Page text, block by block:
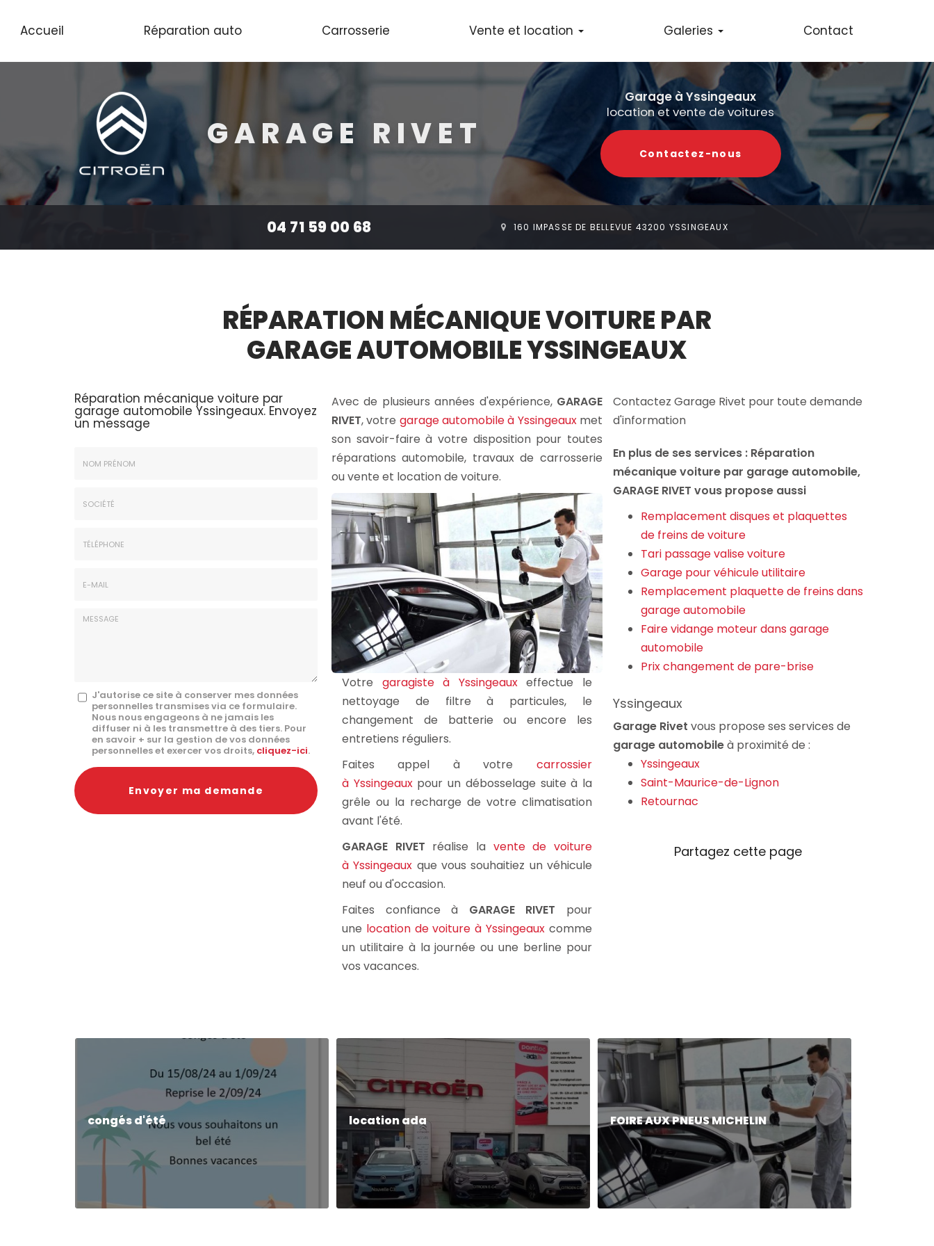
principal
Accueil Réparation auto Carrosserie Vente et location
Vente de voiture
Location de voiture
Galeries
Réparation auto
Carrosserie
Vente et location
Contact
GARAGE RIVET
Garage à Yssingeaux
location et vente de voitures
Contactez-nous
04 71 59 00 68 160 IMPASSE DE BELLEVUE 43200 YSSINGEAUX
RÉPARATION MÉCANIQUE VOITURE PAR
GARAGE AUTOMOBILE YSSINGEAUX
Réparation mécanique voiture par
garage automobile Yssingeaux. Envoyez
un message
Message
J'autorise ce site à conserver mes données
personnelles transmises via ce formulaire.
Nous nous engageons à ne jamais les
diffuser ni à les transmettre à des tiers. Pour
en savoir + sur la gestion de vos données
personnelles et exercer vos droits, cliquez-ici.
Acceptation
RGPD
*
Envoyer ma demande
Avec de plusieurs années d'expérience, GARAGE
RIVET, votre garage automobile à Yssingeauxmet
son savoir-faire à votre disposition pour toutes
réparations automobile, travaux de carrosserie
ou vente et location de voiture.
Votre garagiste à Yssingeauxeffectue le
nettoyage de filtre à particules, le
changement de batterie ou encore les
entretiens réguliers.
Faites appel à votre carrossier
à Yssingeauxpour un débosselage suite à la
grêle ou la recharge de votre climatisation
avant l'été.
GARAGE RIVET réalise la vente de voiture
à Yssingeaux que vous souhaitiez un véhicule
neuf ou d'occasion.
Faites confiance à GARAGE RIVET pour
une location de voiture à Yssingeaux comme
un utilitaire à la journée ou une berline pour
vos vacances.
Contactez Garage Rivet pour toute demande
d'information
En plus de ses services : Réparation
mécanique voiture par garage automobile,
GARAGE RIVET vous propose aussi
Remplacement disques et plaquettes
de freins de voiture
Tari passage valise voiture
Garage pour véhicule utilitaire
Remplacement plaquette de freins dans
garage automobile
Faire vidange moteur dans garage
automobile
Prix changement de pare-brise
Yssingeaux
Garage Rivet vous propose ses services de
garage automobileà proximité de :
Yssingeaux
Saint-Maurice-de-Lignon
Retournac
congés d'été location ada FOIRE AUX PNEUS MICHELIN